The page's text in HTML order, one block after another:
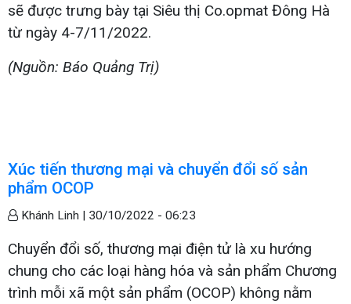
sẽ được trưng bày tại Siêu thị Co.opmat Đông Hà
từ ngày 4-7/11/2022.
(Nguồn: Báo Quảng Trị)
Xúc tiến thương mại và chuyển đổi số sản
phẩm OCOP
Khánh Linh | 30/10/2022 - 06:23
Chuyển đổi số, thương mại điện tử là xu hướng
chung cho các loại hàng hóa và sản phẩm Chương
trình mỗi xã một sản phẩm (OCOP) không nằm